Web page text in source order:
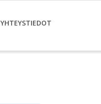
YHTEYSTIEDOT